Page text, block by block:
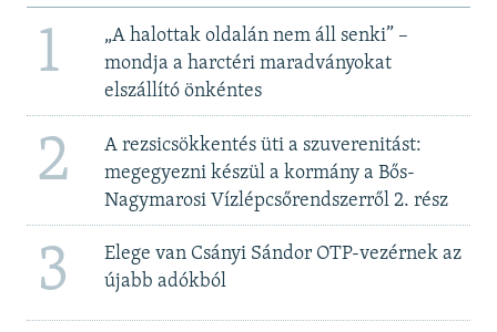
1
„A halottak oldalán nem áll senki” –
mondja a harctéri maradványokat
elszállító önkéntes
2
A rezsicsökkentés üti a szuverenitást:
megegyezni készül a kormány a Bős-
Nagymarosi Vízlépcsőrendszerről 2. rész
3
Elege van Csányi Sándor OTP-vezérnek az
újabb adókból